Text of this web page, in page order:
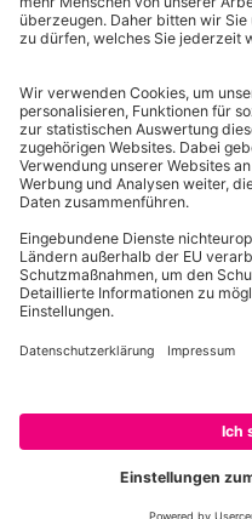
Allgemeine